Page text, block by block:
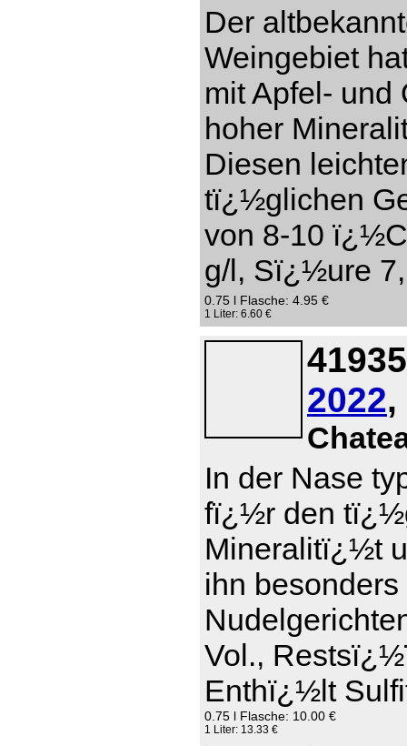
Der
Weingebiet
mit Apfel- und
hoher
Diesen
tï¿½glichen
von 8-10
g/l, Sï¿½ure
0.75 l Flasche: 4.95 €
1 Liter: 6.60 €
2022,
In der Nase
fï¿½r den
Mineralitï¿½t
ihn
Vol.,
Enthï¿½lt
0.75 l Flasche: 10.00 €
1 Liter: 13.33 €